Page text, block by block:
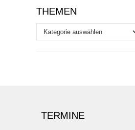
THEMEN
Themen
TERMINE